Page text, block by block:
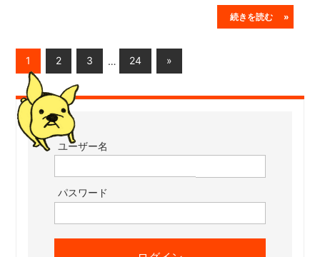
続きを読む »
投
稿
の
ペ
1 2 3 … 24
Next
Posts
»
ユーザー名
パスワード